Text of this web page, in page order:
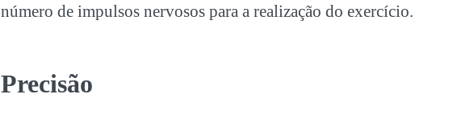
número de impulsos nervosos para a realização do exercício.
Precisão